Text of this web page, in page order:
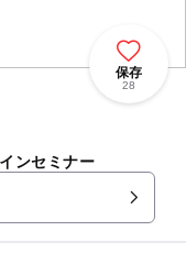
保存
28
ンセミナー